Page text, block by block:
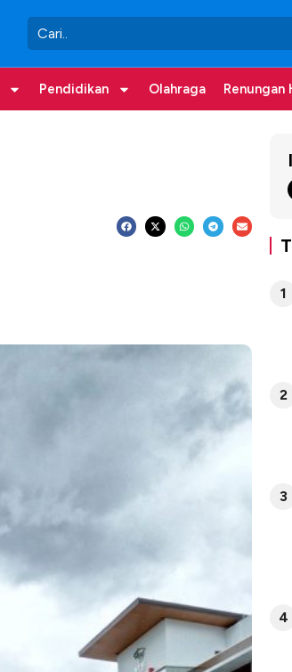
Pendidikan Olahraga Renungan
1
2
3
4